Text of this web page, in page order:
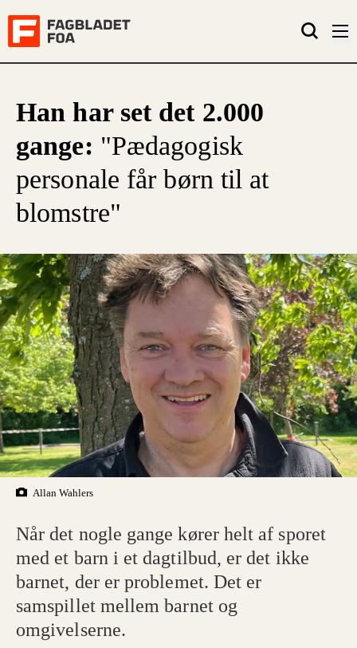
Han har set det 2.000
gange: "Pædagogisk
personale får børn til at
blomstre"
Allan Wahlers
Når det nogle gange kører helt af sporet
med et barn i et dagtilbud, er det ikke
barnet, der er problemet. Det er
samspillet mellem barnet og
omgivelserne.